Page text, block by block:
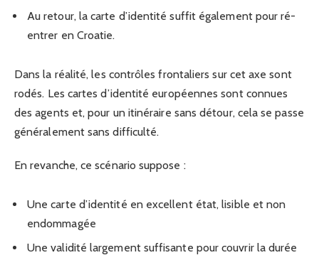
Au retour, la carte d’identité suffit également pour ré-
entrer en Croatie.
Dans la réalité, les contrôles frontaliers sur cet axe sont
rodés. Les cartes d’identité européennes sont connues
des agents et, pour un itinéraire sans détour, cela se passe
généralement sans difficulté.
En revanche, ce scénario suppose :
Une carte d’identité en excellent état, lisible et non
endommagée
Une validité largement suffisante pour couvrir la durée